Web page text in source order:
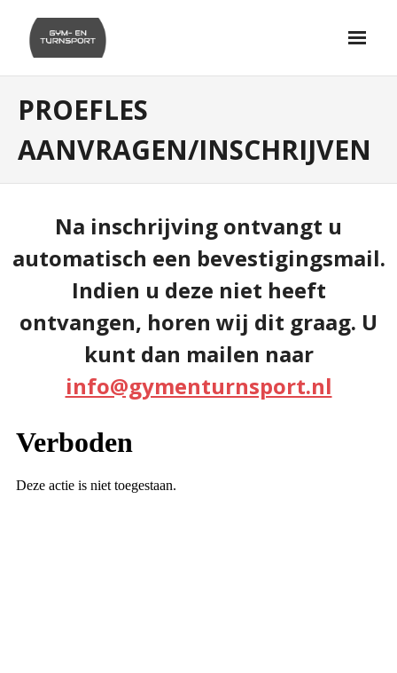
content
PROEFLES
AANVRAGEN/INSCHRIJVEN
Na inschrijving ontvangt u
automatisch een bevestigingsmail.
Indien u deze niet heeft
ontvangen, horen wij dit graag. U
kunt dan mailen naar
info@gymenturnsport.nl